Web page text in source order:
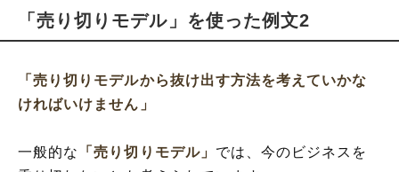
「売り切りモデル」を使った例文2
「売り切りモデルから抜け出す方法を考えていかな
ければいけません」
一般的な 「売り切りモデル」 では、今のビジネスを